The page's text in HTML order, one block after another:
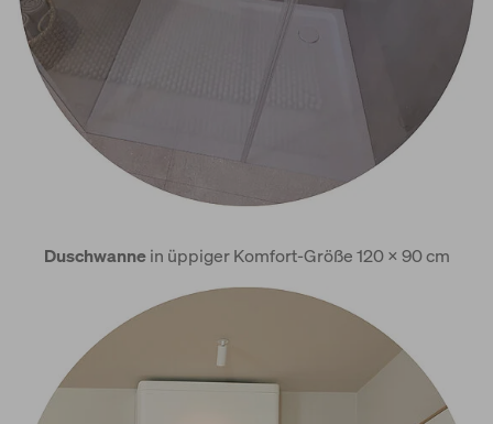
Duschwannein üppiger Komfort-Größe 120 x 90 cm